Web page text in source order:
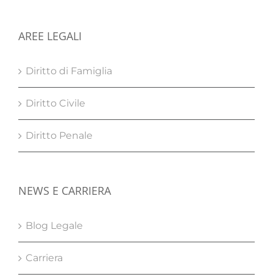
AREE LEGALI
Diritto di Famiglia
Diritto Civile
Diritto Penale
NEWS E CARRIERA
Blog Legale
Carriera